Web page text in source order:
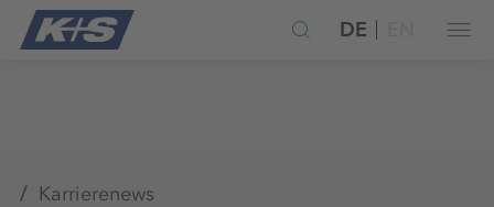
DE
Karrierenews